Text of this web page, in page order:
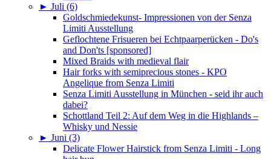
► Juli (6)
Goldschmiedekunst- Impressionen von der Senza
Limiti Ausstellung
Geflochtene Frisueren bei Echtpaarperücken - Do's
and Don'ts [sponsored]
Mixed Braids with medieval flair
Hair forks with semiprecious stones - KPO
Angelique from Senza Limiti
Senza Limiti Ausstellung in München - seid ihr auch
dabei?
Schottland Teil 2: Auf dem Weg in die Highlands –
Whisky und Nessie
► Juni (3)
Delicate Flower Hairstick from Senza Limiti - Long